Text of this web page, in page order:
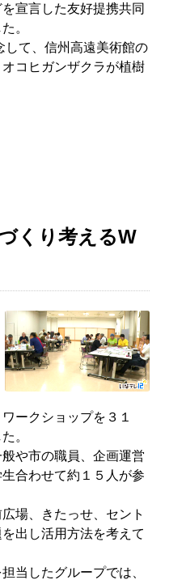
宣言した友好提携共同
。
して、信州高遠美術館の
コヒガンザクラが植樹
くり考えるW
ークショップを３１
。
や市の職員、企画運営
合わせて約１５人が参
場、きたっせ、セント
出し活用方法を考えて
当したグループでは、